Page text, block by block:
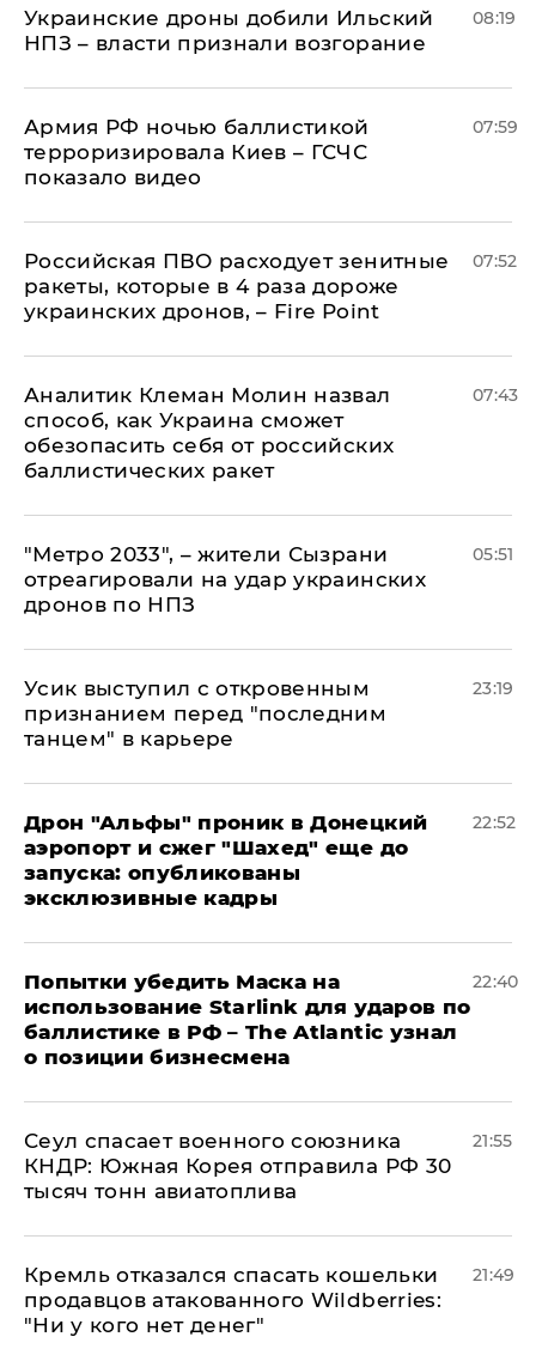
Украинские дроны добили Ильский
НПЗ – власти признали возгорание
08:19
Армия РФ ночью баллистикой
терроризировала Киев – ГСЧС
показало видео
07:59
Российская ПВО расходует зенитные
ракеты, которые в 4 раза дороже
украинских дронов, – Fire Point
07:52
Аналитик Клеман Молин назвал
способ, как Украина сможет
обезопасить себя от российских
баллистических ракет
07:43
"Метро 2033", – жители Сызрани
отреагировали на удар украинских
дронов по НПЗ
05:51
Усик выступил с откровенным
признанием перед "последним
танцем" в карьере
23:19
Дрон "Альфы" проник в Донецкий
аэропорт и сжег "Шахед" еще до
запуска: опубликованы
эксклюзивные кадры
22:52
Попытки убедить Маска на
использование Starlink для ударов по
баллистике в РФ – The Atlantic узнал
о позиции бизнесмена
22:40
​Сеул спасает военного союзника
КНДР: Южная Корея отправила РФ 30
тысяч тонн авиатоплива
21:55
Кремль отказался спасать кошельки
продавцов атакованного Wildberries:
"Ни у кого нет денег"
21:49